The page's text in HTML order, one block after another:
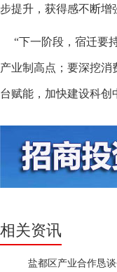
步提升，获得感不断增
“下一阶段，宿迁要
产业制高点；要深挖
台赋能，加快建设科创
相关资讯
盐都区产业合作恳